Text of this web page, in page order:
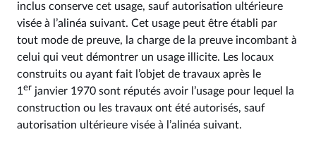
inclus conserve cet usage, sauf autorisation ultérieure
visée à l’alinéa suivant. Cet usage peut être établi par
tout mode de preuve, la charge de la preuve incombant à
celui qui veut démontrer un usage illicite. Les locaux
construits ou ayant fait l’objet de travaux après le
1 er janvier 1970 sont réputés avoir l’usage pour lequel la
construction ou les travaux ont été autorisés, sauf
autorisation ultérieure visée à l’alinéa suivant.